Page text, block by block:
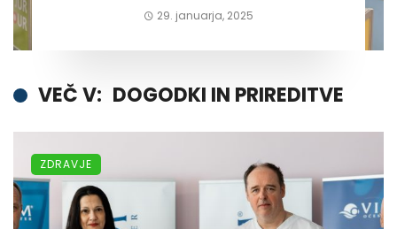
29. januarja, 2025
VEČ V: DOGODKI IN PRIREDITVE
ZDRAVJE